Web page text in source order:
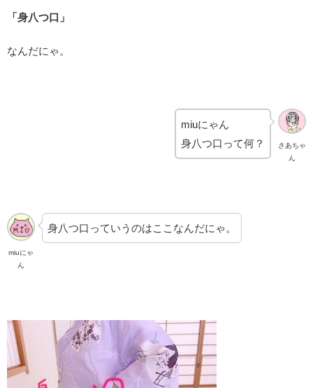
「身八つ口」
なんだにゃ。
さあちゃ
ん
miuにゃん
身八つ口って何？
miuにゃ
ん
身八つ口っていうのはここなんだにゃ。